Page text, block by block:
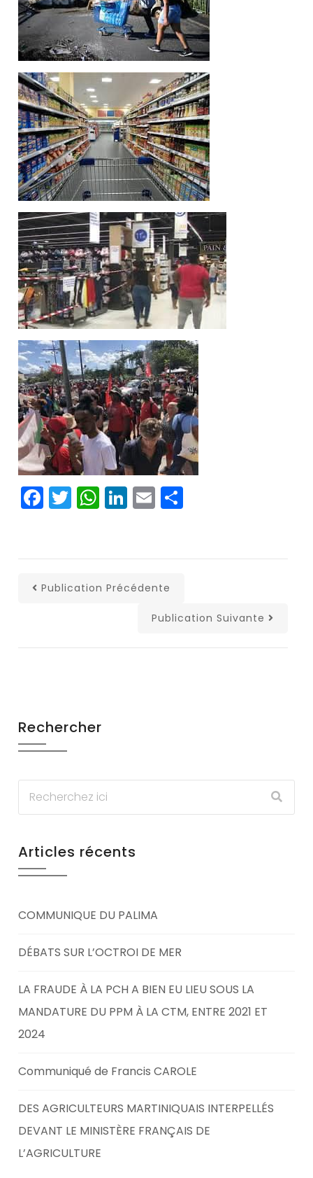
Facebook
Twitter
WhatsApp
LinkedIn
Email
Publication Précédente
Publication Suivante
Rechercher
Articles récents
COMMUNIQUE DU PALIMA
DÉBATS SUR L’OCTROI DE MER
LA FRAUDE À LA PCH A BIEN EU LIEU SOUS LA
MANDATURE DU PPM À LA CTM, ENTRE 2021 ET
2024
Communiqué de Francis CAROLE
DES AGRICULTEURS MARTINIQUAIS INTERPELLÉS
DEVANT LE MINISTÈRE FRANÇAIS DE
L’AGRICULTURE